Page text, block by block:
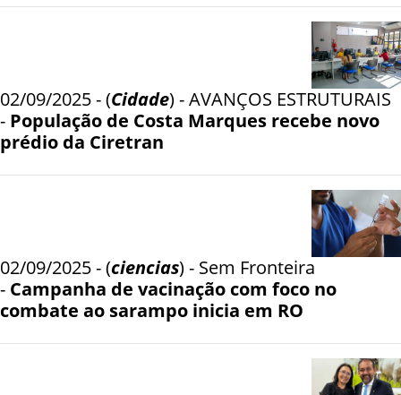
02/09/2025 - (Cidade) - AVANÇOS ESTRUTURAIS
- População de Costa Marques recebe novo
prédio da Ciretran
02/09/2025 - (ciencias) - Sem Fronteira
- Campanha de vacinação com foco no
combate ao sarampo inicia em RO